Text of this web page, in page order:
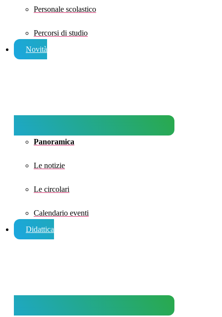
Personale scolastico
Percorsi di studio
Novità
Panoramica
Le notizie
Le circolari
Calendario eventi
Didattica